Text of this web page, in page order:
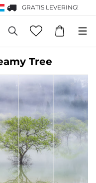
GRATIS LEVERING!
Tree